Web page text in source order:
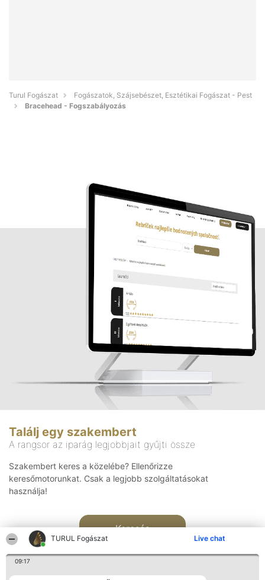
TURUL Fogászat Live chat
09:17
Turul Fogászat
Fogászatok, Szájsebészet, Esztétikai Fogászat - Pest
Bracehead - Fogszabályozás
Találj egy szakembert
A rangsor az iparág legjobbjait gyűjti össze
Szakembert keres a közelébe? Ellenőrizze
keresőmotorunkat. Csak a legjobb szolgáltatásokat
használja!
Keresés